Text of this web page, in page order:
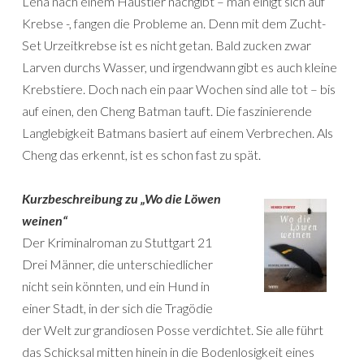
Krebse -, fangen die Probleme an. Denn mit dem Zucht-
Set Urzeitkrebse ist es nicht getan. Bald zucken zwar
Larven durchs Wasser, und irgendwann gibt es auch kleine
Krebstiere. Doch nach ein paar Wochen sind alle tot – bis
auf einen, den Cheng Batman tauft. Die faszinierende
Langlebigkeit Batmans basiert auf einem Verbrechen. Als
Cheng das erkennt, ist es schon fast zu spät.
Kurzbeschreibung zu „Wo die Löwen
weinen“
Der Kriminalroman zu Stuttgart 21
Drei Männer, die unterschiedlicher
nicht sein könnten, und ein Hund in
einer Stadt, in der sich die Tragödie
der Welt zur grandiosen Posse verdichtet. Sie alle führt
das Schicksal mitten hinein in die Bodenlosigkeit eines